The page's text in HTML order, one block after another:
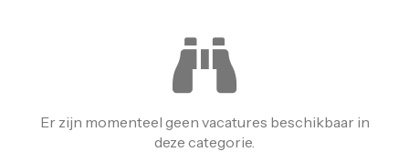
Er zijn momenteel geen vacatures beschikbaar in
deze categorie.